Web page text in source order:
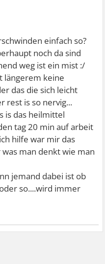
Das schlägt unglaublich
Und ich kann es
täglich. Immer mit
mal eine Art Welle , die
abwehren kann. Und
steigt. Und : ich
hätten mir auch nur
an die Symptome
auch schon immer
der Angst..
geh doch mal raus,
torkelnd, mit
einfach so?
noch da sind
weg ist ein mist :/
längerem keine
das die sich leicht
rest is so nervig...
is das heilmittel
tag 20 min auf arbeit
hilfe war mir das
man denkt wie man
jemand dabei ist ob
so....wird immer